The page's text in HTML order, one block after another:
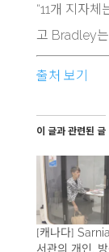
“11개 지자
고 Bradley
출처 보기
이 글과 관련된 글
[캐나다]
서관의 개인,